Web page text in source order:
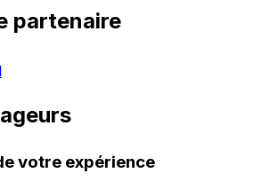
partenaire
votre expérience